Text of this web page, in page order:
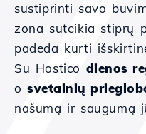
sustiprinti savo
zona suteikia stiprų
padeda kurti
Su Hostico dienos
osvetainių
našumą ir saugumą